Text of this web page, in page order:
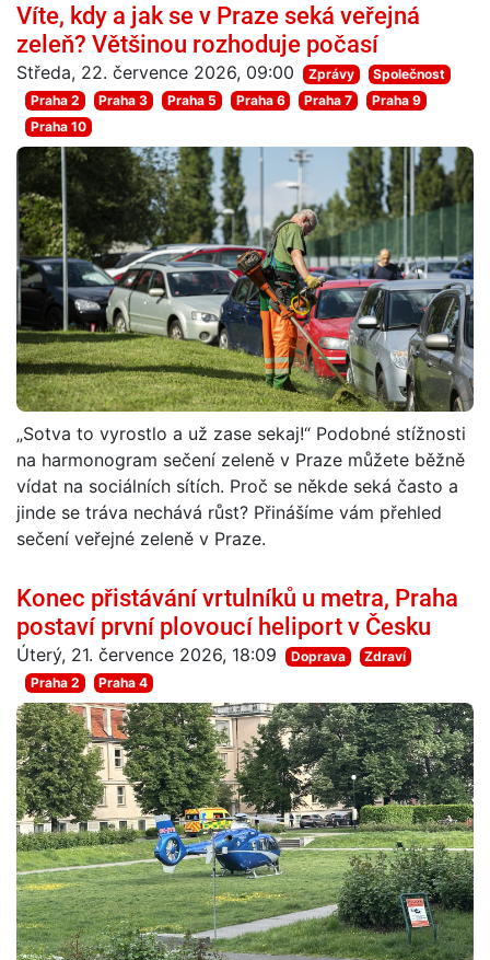
Víte, kdy a jak se v Praze seká veřejná
zeleň? Většinou rozhoduje počasí
Středa, 22. července 2026, 09:00 Zprávy
Společnost
Praha 2
Praha 3 Praha 5 Praha 6 Praha 7
Praha 9
Praha 10
„Sotva to vyrostlo a už zase sekaj!“ Podobné stížnosti
na harmonogram sečení zeleně v Praze můžete běžně
vídat na sociálních sítích. Proč se někde seká často a
jinde se tráva nechává růst? Přinášíme vám přehled
sečení veřejné zeleně v Praze.
Konec přistávání vrtulníků u metra, Praha
postaví první plovoucí heliport v Česku
Úterý, 21. července 2026, 18:09 Doprava
Zdraví
Praha 2
Praha 4